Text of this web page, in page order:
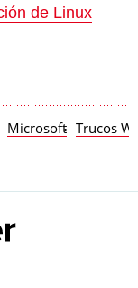
de Linux
Microsoft Trucos